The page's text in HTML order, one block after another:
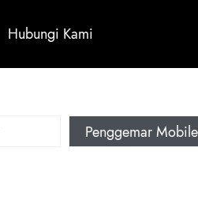
Hubungi Kami
Penggemar Mobile